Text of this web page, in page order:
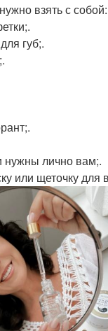
взять с собой:
губ;.
нужны лично вам;.
или щеточку для